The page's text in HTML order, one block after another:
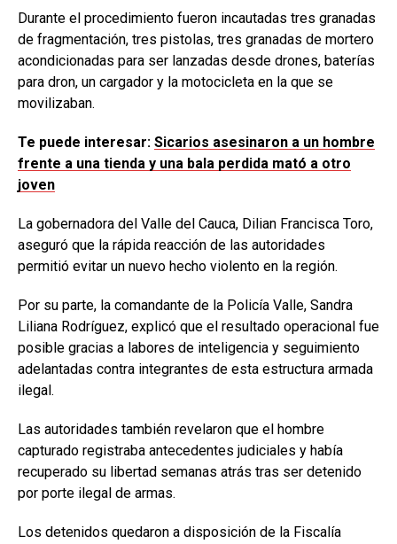
Durante el procedimiento fueron incautadas tres granadas
de fragmentación, tres pistolas, tres granadas de mortero
acondicionadas para ser lanzadas desde drones, baterías
para dron, un cargador y la motocicleta en la que se
movilizaban.
Te puede interesar: Sicarios asesinaron a un hombre
frente a una tienda y una bala perdida mató a otro
joven
La gobernadora del Valle del Cauca, Dilian Francisca Toro,
aseguró que la rápida reacción de las autoridades
permitió evitar un nuevo hecho violento en la región.
Por su parte, la comandante de la Policía Valle, Sandra
Liliana Rodríguez, explicó que el resultado operacional fue
posible gracias a labores de inteligencia y seguimiento
adelantadas contra integrantes de esta estructura armada
ilegal.
Las autoridades también revelaron que el hombre
capturado registraba antecedentes judiciales y había
recuperado su libertad semanas atrás tras ser detenido
por porte ilegal de armas.
Los detenidos quedaron a disposición de la Fiscalía